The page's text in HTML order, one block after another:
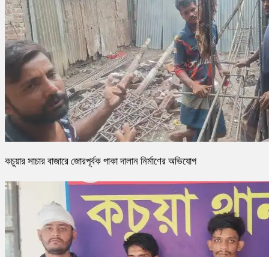
কচুয়ার সাচার বাজারে জোরপূর্বক পাকা দালান নির্মাণের অভিযোগ